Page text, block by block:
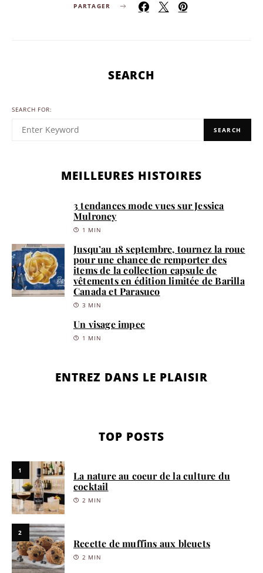
PARTAGER
SEARCH
SEARCH FOR:
SEARCH
MEILLEURES HISTOIRES
3 tendances mode vues sur Jessica
Mulroney
1 MIN
Jusqu’au 18 septembre, tournez la roue
pour une chance de remporter des
items de la collection capsule de
vêtements en édition limitée de Barilla
Canada et Parasuco
3 MIN
Un visage impec
1 MIN
ENTREZ DANS LE PLAISIR
TOP POSTS
1
La nature au coeur de la culture du
cocktail
2 MIN
2
Recette de muffins aux bleuets
2 MIN